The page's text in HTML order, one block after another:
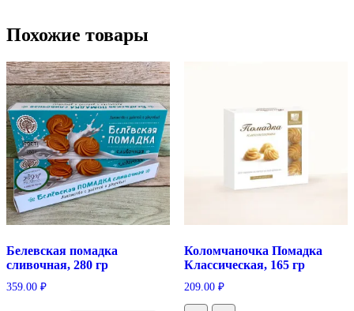
Похожие товары
Белевская помадка
сливочная, 280 гр
359.00 ₽
Коломчаночка Помадка
Классическая, 165 гр
209.00 ₽